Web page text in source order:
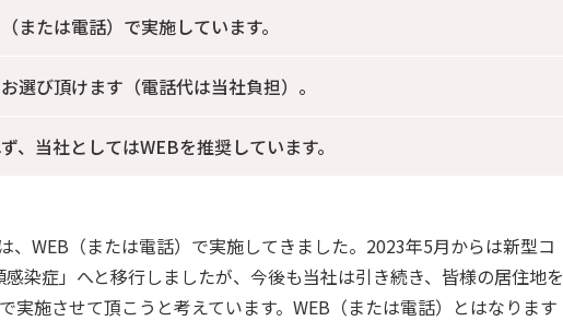
または電話）で実施しています。
選び頂けます（電話代は当社負担）。
当社としてはWEBを推奨しています。
WEB（または電話）で実施してきました。2023年5月からは新型コ
染症」へと移行しましたが、今後も当社は引き続き、皆様の居住地を
実施させて頂こうと考えています。WEB（または電話）とはなります